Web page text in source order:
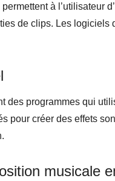
à l’utilisateur
de clips. Les
des programmes qui
pour créer des effets
musicale